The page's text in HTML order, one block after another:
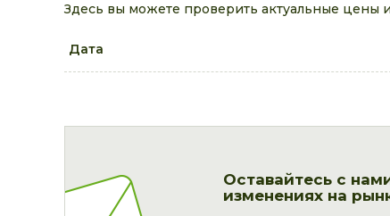
Здесь вы можете проверить актуальные цены
Дата
Оставайтесь с
изменениях на